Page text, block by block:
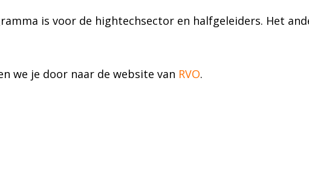
is voor de hightechsector en halfgeleiders. Het
we je door naar de website van RVO.